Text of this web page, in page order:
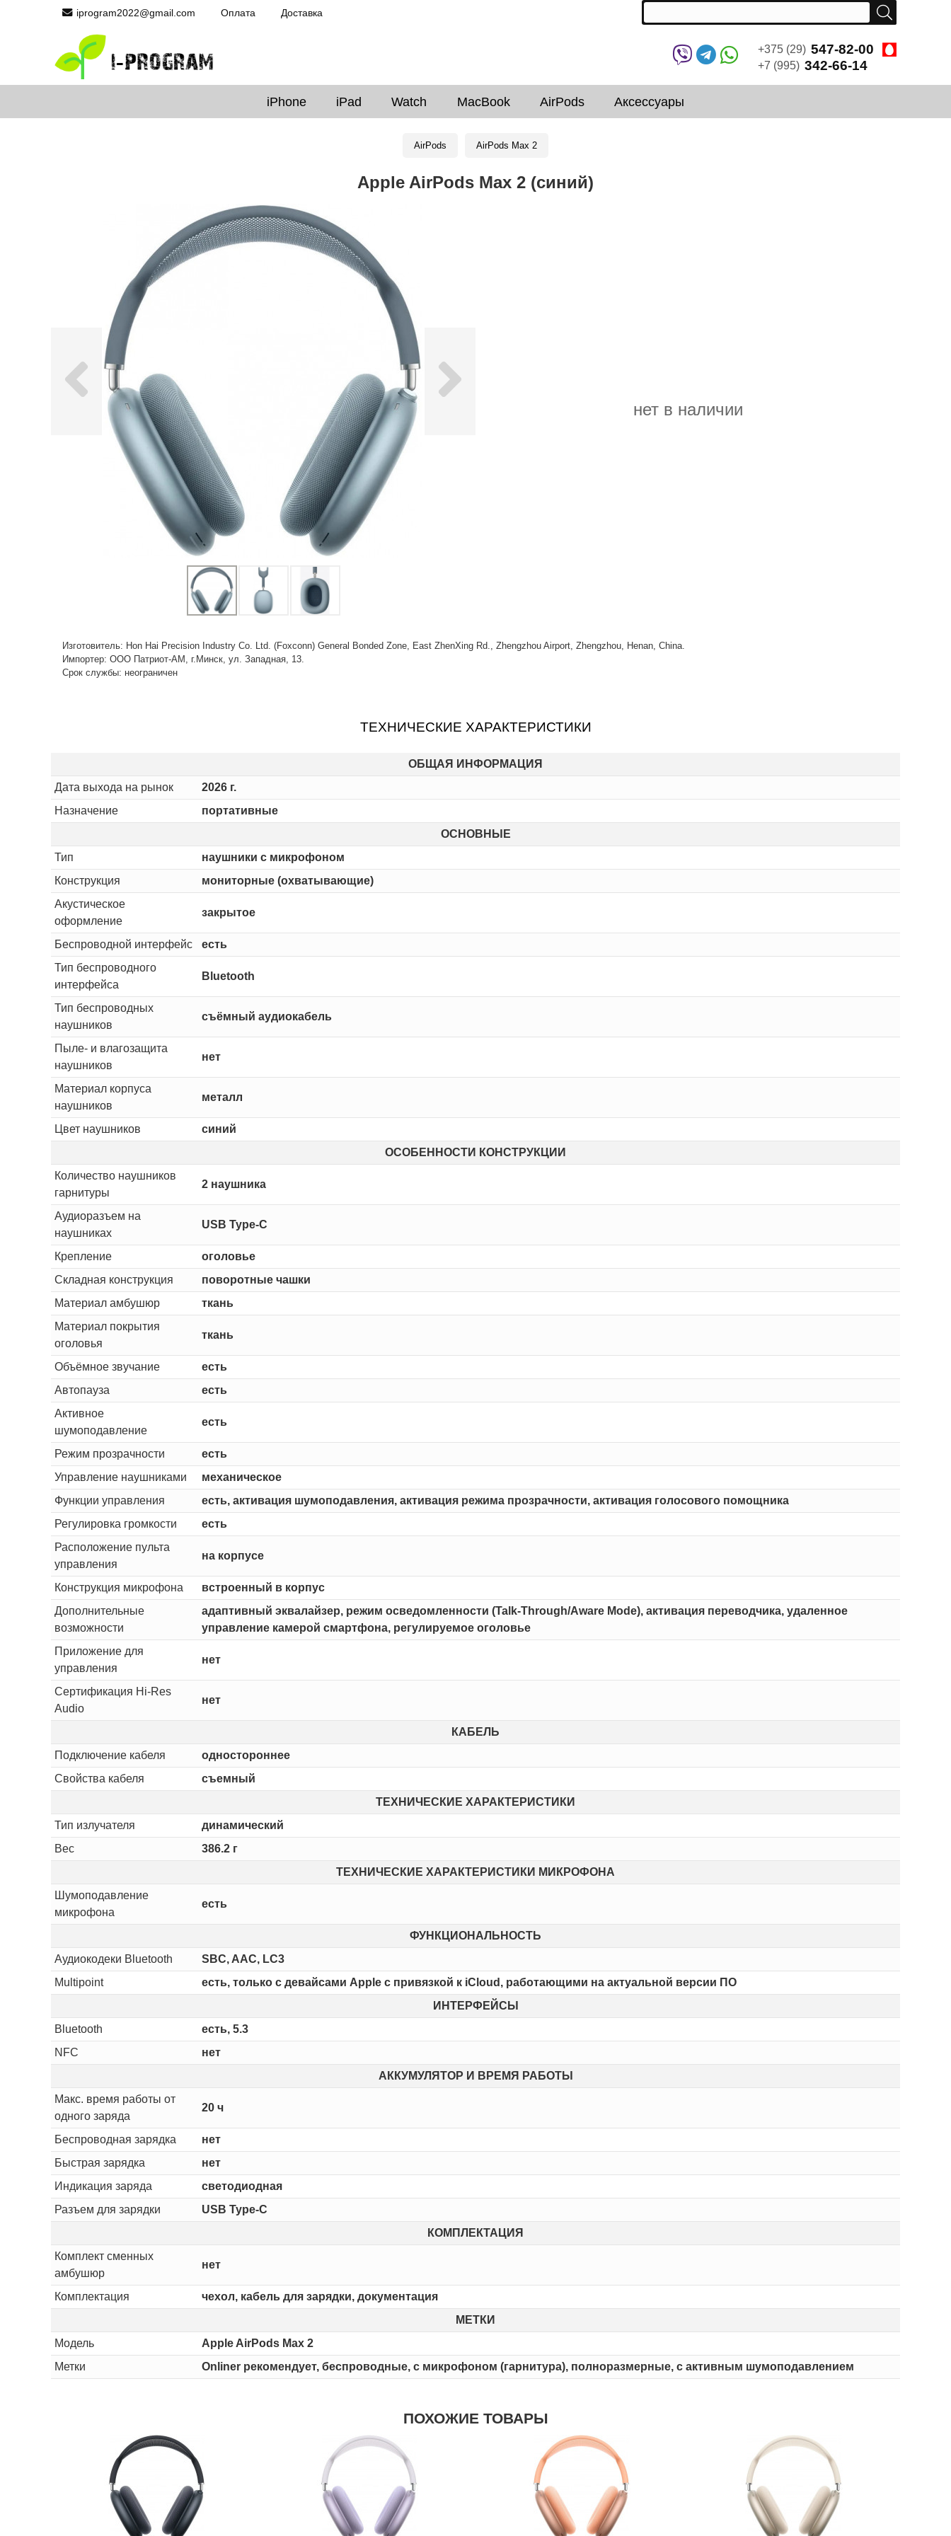
iprogram2022@gmail.com Оплата Доставка
+375 (29) 547-82-00
+7 (995) 342-66-14
iPhone iPad Watch MacBook AirPods Аксессуары
AirPods AirPods Max 2
Apple AirPods Max 2 (синий)
нет в наличии
Изготовитель: Hon Hai Precision Industry Co. Ltd. (Foxconn) General Bonded Zone, East ZhenXing Rd., Zhengzhou Airport, Zhengzhou, Henan, China.
Импортер: ООО Патриот-АМ, г.Минск, ул. Западная, 13.
Срок службы: неограничен
ТЕХНИЧЕСКИЕ ХАРАКТЕРИСТИКИ
ОБЩАЯ ИНФОРМАЦИЯ
Дата выхода на рынок
2026 г.
Назначение
портативные
ОСНОВНЫЕ
Тип
наушники с микрофоном
Конструкция
мониторные (охватывающие)
Акустическое
оформление
закрытое
Беспроводной интерфейс
есть
Тип беспроводного
интерфейса
Bluetooth
Тип беспроводных
наушников
съёмный аудиокабель
Пыле- и влагозащита
наушников
нет
Материал корпуса
наушников
металл
Цвет наушников
синий
ОСОБЕННОСТИ КОНСТРУКЦИИ
Количество наушников
гарнитуры
2 наушника
Аудиоразъем на
наушниках
USB Type-C
Крепление
оголовье
Складная конструкция
поворотные чашки
Материал амбушюр
ткань
Материал покрытия
оголовья
ткань
Объёмное звучание
есть
Автопауза
есть
Активное
шумоподавление
есть
Режим прозрачности
есть
Управление наушниками
механическое
Функции управления
есть, активация шумоподавления, активация режима прозрачности, активация голосового помощника
Регулировка громкости
есть
Расположение пульта
управления
на корпусе
Конструкция микрофона
встроенный в корпус
Дополнительные
возможности
адаптивный эквалайзер, режим осведомленности (Talk-Through/Aware Mode), активация переводчика, удаленное
управление камерой смартфона, регулируемое оголовье
Приложение для
управления
нет
Сертификация Hi-Res
Audio
нет
КАБЕЛЬ
Подключение кабеля
одностороннее
Свойства кабеля
съемный
ТЕХНИЧЕСКИЕ ХАРАКТЕРИСТИКИ
Тип излучателя
динамический
Вес
386.2 г
ТЕХНИЧЕСКИЕ ХАРАКТЕРИСТИКИ МИКРОФОНА
Шумоподавление
микрофона
есть
ФУНКЦИОНАЛЬНОСТЬ
Аудиокодеки Bluetooth
SBC, AAC, LC3
Multipoint
есть, только с девайсами Apple с привязкой к iCloud, работающими на актуальной версии ПО
ИНТЕРФЕЙСЫ
Bluetooth
есть, 5.3
NFC
нет
АККУМУЛЯТОР И ВРЕМЯ РАБОТЫ
Макс. время работы от
одного заряда
20 ч
Беспроводная зарядка
нет
Быстрая зарядка
нет
Индикация заряда
светодиодная
Разъем для зарядки
USB Type-C
КОМПЛЕКТАЦИЯ
Комплект сменных
амбушюр
нет
Комплектация
чехол, кабель для зарядки, документация
МЕТКИ
Модель
Apple AirPods Max 2
Метки
Onliner рекомендует, беспроводные, с микрофоном (гарнитура), полноразмерные, с активным шумоподавлением
ПОХОЖИЕ ТОВАРЫ